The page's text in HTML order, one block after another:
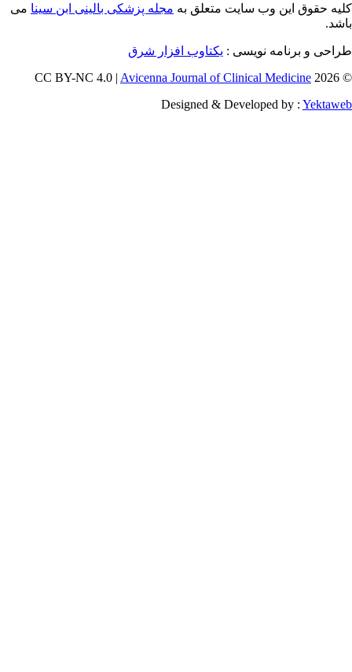
متعلق به مجله پزشکی بالینی ابن سینامی
:یکتاوب افزار شرق
Avicenna Journal of
Designed &